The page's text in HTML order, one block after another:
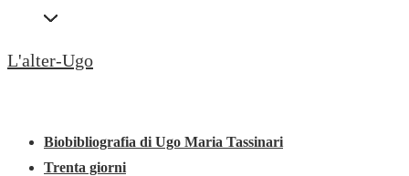
al
Secondary
L'alter-Ugo
principaleBiobibliografia di Ugo Maria Tassinari
Trenta giorni